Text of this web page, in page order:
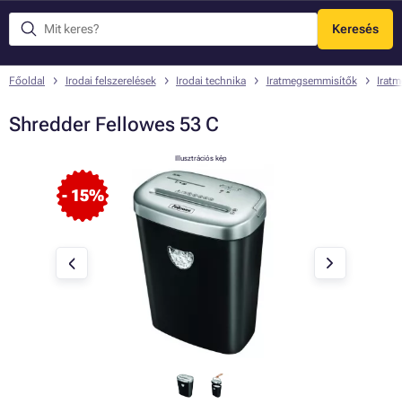
Keresés
Menü
Főoldal Irodai felszerelések Irodai technika Iratmegsemmisítők
Shredder Fellowes 53 C
- 15%
Illusztrációs kép